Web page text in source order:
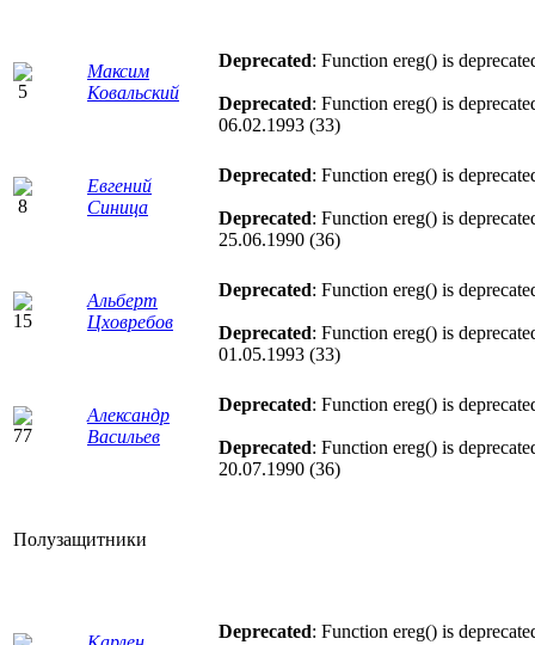
Максим
Ковальский
Deprecated: Function ereg() is
Deprecated: Function ereg() is
06.02.1993 (33)
Евгений
Синица
Deprecated: Function ereg() is
Deprecated: Function ereg() is
25.06.1990 (36)
Альберт
Цховребов
Deprecated: Function ereg() is
Deprecated: Function ereg() is
01.05.1993 (33)
Александр
Васильев
Deprecated: Function ereg() is
Deprecated: Function ereg() is
20.07.1990 (36)
Полузащитники
Deprecated: Function ereg() is